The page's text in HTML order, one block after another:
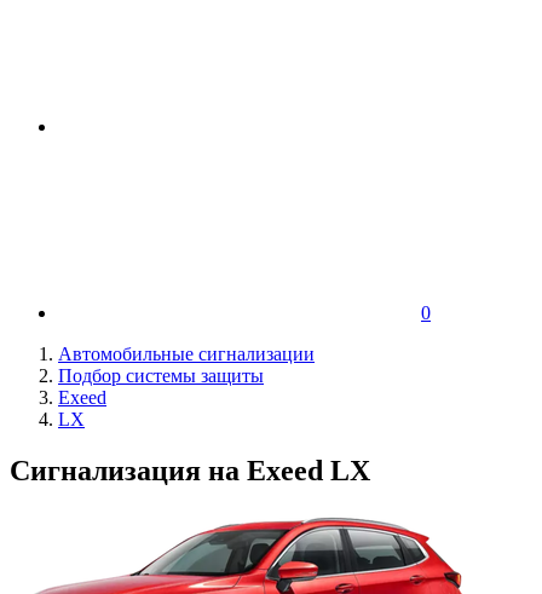
0
Автомобильные сигнализации
Подбор системы защиты
Exeed
LX
Сигнализация на Exeed LX